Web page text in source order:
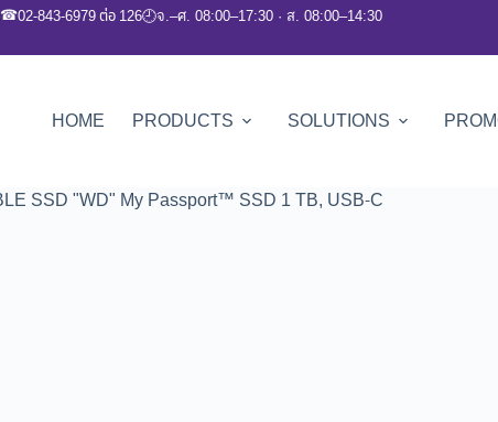
☎02-843-6979 ต่อ 126🕘จ.–ศ. 08:00–17:30 · ส. 08:00–14:30
HOME PRODUCTS SOLUTIONS